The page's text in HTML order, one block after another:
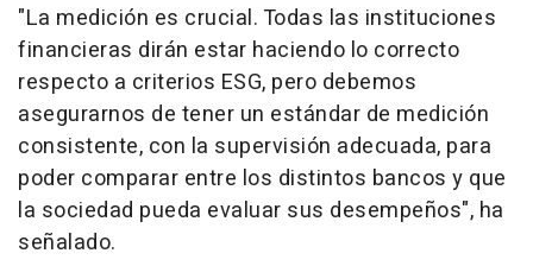
"La medición es crucial. Todas las instituciones
financieras dirán estar haciendo lo correcto
respecto a criterios ESG, pero debemos
asegurarnos de tener un estándar de medición
consistente, con la supervisión adecuada, para
poder comparar entre los distintos bancos y que
la sociedad pueda evaluar sus desempeños", ha
señalado.